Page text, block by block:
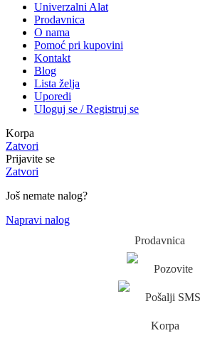
Univerzalni Alat
Prodavnica
O nama
Pomoć pri kupovini
Kontakt
Blog
Lista želja
Uporedi
Uloguj se / Registruj se
Korpa
Zatvori
Prijavite se
Zatvori
Još nemate nalog?
Napravi nalog
Prodavnica
Pozovite
Pošalji SMS
Korpa